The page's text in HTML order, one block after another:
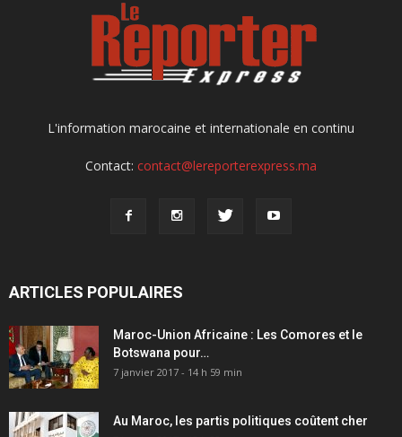
L'information marocaine et internationale en continu
Contact: contact@lereporterexpress.ma
ARTICLES POPULAIRES
Maroc-Union Africaine : Les Comores et le
Botswana pour…
7 janvier 2017 - 14 h 59 min
Au Maroc, les partis politiques coûtent cher